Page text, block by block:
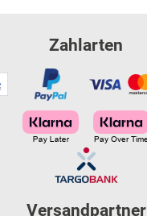
Zahlarten
Versandpartner